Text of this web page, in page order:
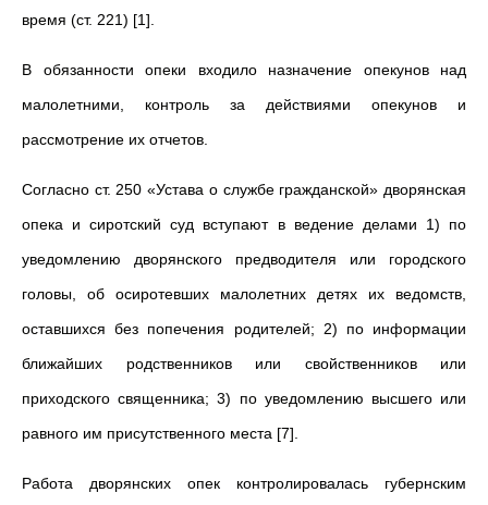
время (ст. 221) [1].
В обязанности опеки входило назначение опекунов над
малолетними, контроль за действиями опекунов и
рассмотрение их отчетов.
Согласно ст. 250 «Устава о службе гражданской» дворянская
опека и сиротский суд вступают в ведение делами 1) по
уведомлению дворянского предводителя или городского
головы, об осиротевших малолетних детях их ведомств,
оставшихся без попечения родителей; 2) по информации
ближайших родственников или свойственников или
приходского священника; 3) по уведомлению высшего или
равного им присутственного места [7].
Работа дворянских опек контролировалась губернским